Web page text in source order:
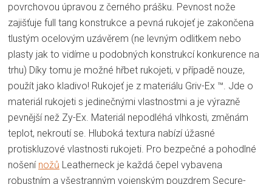
povrchovou úpravou z černého prášku. Pevnost nože
zajišťuje full tang konstrukce a pevná rukojeť je zakončena
tlustým ocelovým uzávěrem (ne levným odlitkem nebo
plasty jak to vidíme u podobných konstrukcí konkurence na
trhu) Díky tomu je možné hřbet rukojeti, v případě nouze,
použít jako kladivo! Rukojeť je z materiálu Griv-Ex ™. Jde o
materiál rukojeti s jedinečnými vlastnostmi a je výrazně
pevnější než Zy-Ex. Materiál nepodléhá vlhkosti, změnám
teplot, nekroutí se. Hluboká textura nabízí úžasné
protiskluzové vlastnosti rukojeti. Pro bezpečné a pohodlné
nošení nožů Leatherneck je každá čepel vybavena
robustním a všestranným vojenským pouzdrem Secure-